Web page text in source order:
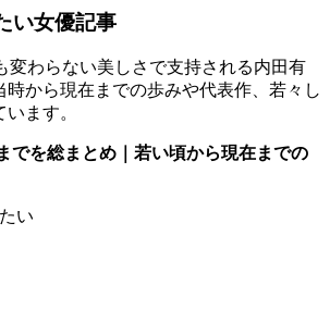
い女優記事
変わらない美しさで支持される内田有
時から現在までの歩みや代表作、若々し
ます。
でを総まとめ｜若い頃から現在までの
い